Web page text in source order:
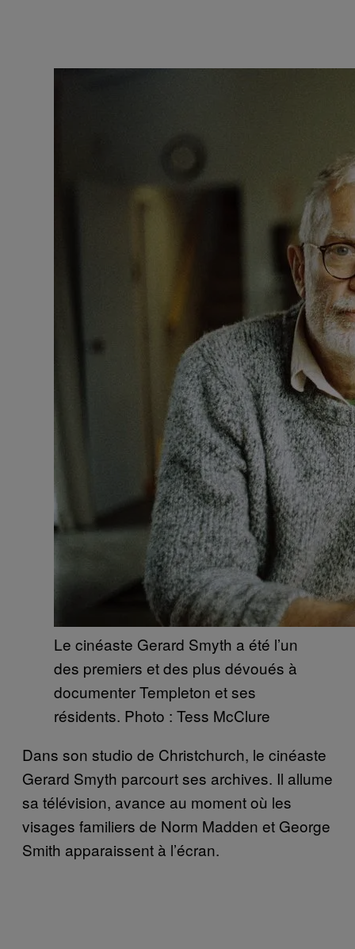
Le cinéaste Gerard Smyth a été l’un
des premiers et des plus dévoués à
documenter Templeton et ses
résidents. Photo : Tess McClure
Dans son studio de Christchurch, le cinéaste
Gerard Smyth parcourt ses archives. Il allume
sa télévision, avance au moment où les
visages familiers de Norm Madden et George
Smith apparaissent à l’écran.